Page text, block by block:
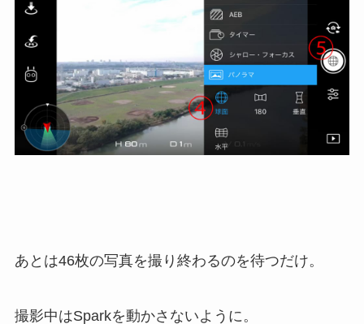
あとは46枚の写真を撮り終わるのを待つだけ。
撮影中はSparkを動かさないように。